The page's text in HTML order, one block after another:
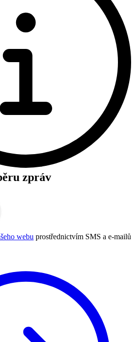
zpráv
webu prostřednictvím SMS a e-mailů